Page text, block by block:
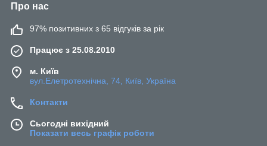
Про нас
97% позитивних з 65 відгуків за рік
Працює з 25.08.2010
м. Київ
вул.Елетротехнічна, 74, Київ, Україна
Контакти
Сьогодні вихідний
Показати весь графік роботи